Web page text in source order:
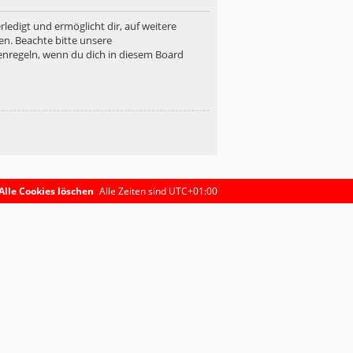
und ermöglicht dir, auf weitere
Beachte bitte unsere
wenn du dich in diesem Board
Alle Zeiten sind UTC+01:00
Cookies löschen